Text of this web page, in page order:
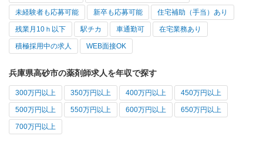
未経験者も応募可能 新卒も応募可能 住宅補助（手当）あり
残業月10ｈ以下 駅チカ 車通勤可 在宅業務あり
積極採用中の求人 WEB面接OK
兵庫県高砂市の薬剤師求人を年収で探す
300万円以上 350万円以上 400万円以上 450万円以上
500万円以上 550万円以上 600万円以上 650万円以上
700万円以上